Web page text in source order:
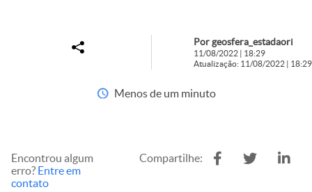
Por geosfera_estadaori
11/08/2022 | 18:29
Atualização: 11/08/2022 | 18:29
Menos de um minuto
Encontrou algum
erro? Entre em
contato
Compartilhe: